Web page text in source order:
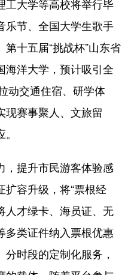
工大学等高校将举行毕
乐节、全国大学生歌手
十五届“挑战杯”山东省
海洋大学，预计吸引全
动交通住宿、研学体
现赛事聚人、文旅留
提升市民游客体验感
容升级，将“票根经
人才绿卡、海员证、无
多类证件纳入票根优惠
时段的定制化服务，